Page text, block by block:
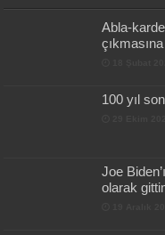
Abla-
100 yıl
Joe
olarak